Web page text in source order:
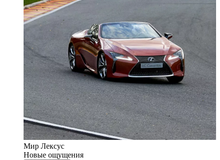
Мир Лексус
Новые ощущения